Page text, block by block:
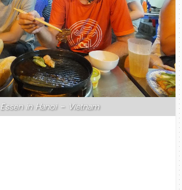
Essen in Hanoi - Vietnam